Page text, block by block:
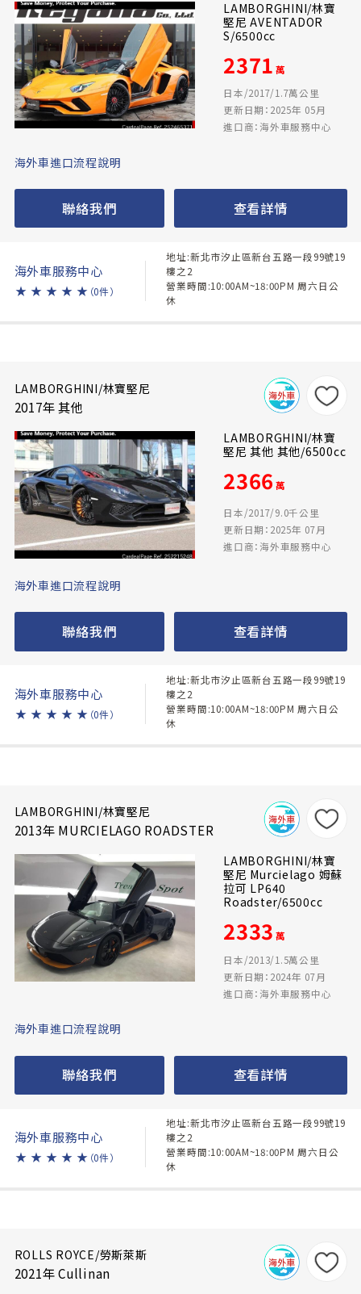
LAMBORGHINI/林寶
堅尼 AVENTADOR
S/6500cc
2371 萬
日本/2017/1.7萬公里
更新日期：2025年 05月
進口商：海外車服務中心
海外車進口流程說明
聯絡我們 查看詳情
海外車服務中心
★ ★ ★ ★ ★ （0件）
地址:新北市汐止區新台五路一段99號19
樓之2
營業時間:10:00AM~18:00PM 周六日公
休
LAMBORGHINI/林寶堅尼
2017年 其他
LAMBORGHINI/林寶
堅尼 其他 其他/6500cc
2366 萬
日本/2017/9.0千公里
更新日期：2025年 07月
進口商：海外車服務中心
海外車進口流程說明
聯絡我們 查看詳情
海外車服務中心
★ ★ ★ ★ ★ （0件）
地址:新北市汐止區新台五路一段99號19
樓之2
營業時間:10:00AM~18:00PM 周六日公
休
LAMBORGHINI/林寶堅尼
2013年 MURCIELAGO ROADSTER
LAMBORGHINI/林寶
堅尼 Murcielago 姆蘇
拉可 LP640
Roadster/6500cc
2333 萬
日本/2013/1.5萬公里
更新日期：2024年 07月
進口商：海外車服務中心
海外車進口流程說明
聯絡我們 查看詳情
海外車服務中心
★ ★ ★ ★ ★ （0件）
地址:新北市汐止區新台五路一段99號19
樓之2
營業時間:10:00AM~18:00PM 周六日公
休
ROLLS ROYCE/勞斯萊斯
2021年 Cullinan